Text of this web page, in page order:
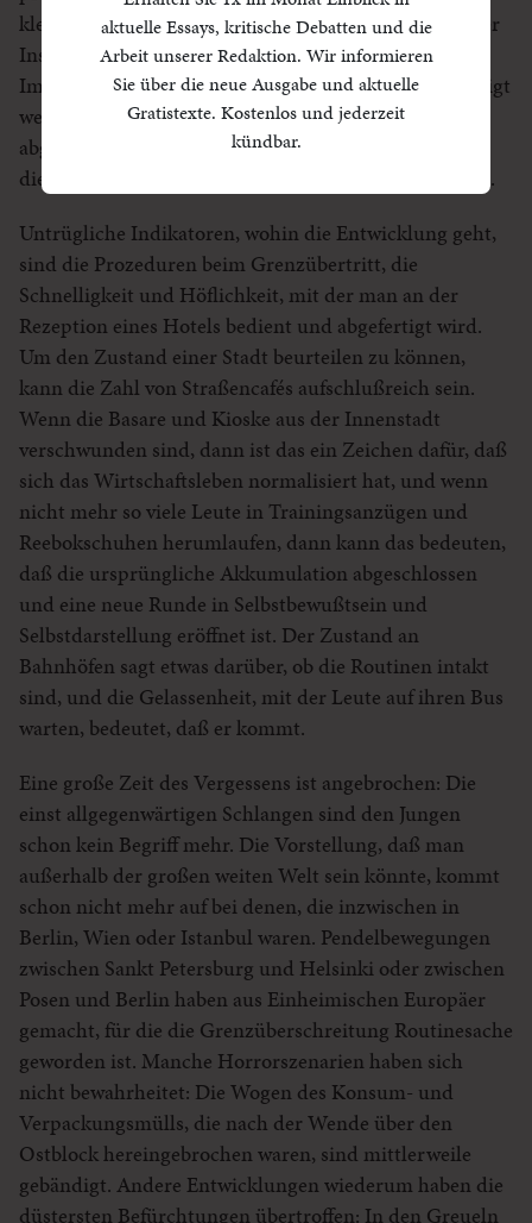
kleiden und bewegen. Alle Details sind bedeutsam: der
Inseratenteil der Zeitungen, besonders die
Immobilienanzeigen, welche Filme in den Kinos gezeigt
werden, das Tempo, mit dem man im Supermarkt
abgefertigt wird, der Zustand der Bahnhofshalle und
die Routiniertheit, mit der das Ticket ausgestellt wird.
Untrügliche Indikatoren, wohin die Entwicklung geht,
sind die Prozeduren beim Grenzübertritt, die
Schnelligkeit und Höflichkeit, mit der man an der
Rezeption eines Hotels bedient und abgefertigt wird.
Um den Zustand einer Stadt beurteilen zu können,
kann die Zahl von Straßencafés aufschlußreich sein.
Wenn die Basare und Kioske aus der Innenstadt
verschwunden sind, dann ist das ein Zeichen dafür, daß
sich das Wirtschaftsleben normalisiert hat, und wenn
nicht mehr so viele Leute in Trainingsanzügen und
Reebokschuhen herumlaufen, dann kann das bedeuten,
daß die ursprüngliche Akkumulation abgeschlossen
und eine neue Runde in Selbstbewußtsein und
Selbstdarstellung eröffnet ist. Der Zustand an
Bahnhöfen sagt etwas darüber, ob die Routinen intakt
sind, und die Gelassenheit, mit der Leute auf ihren Bus
warten, bedeutet, daß er kommt.
Eine große Zeit des Vergessens ist angebrochen: Die
einst allgegenwärtigen Schlangen sind den Jungen
schon kein Begriff mehr. Die Vorstellung, daß man
außerhalb der großen weiten Welt sein könnte, kommt
schon nicht mehr auf bei denen, die inzwischen in
Berlin, Wien oder Istanbul waren. Pendelbewegungen
zwischen Sankt Petersburg und Helsinki oder zwischen
Posen und Berlin haben aus Einheimischen Europäer
gemacht, für die die Grenzüberschreitung Routinesache
geworden ist. Manche Horrorszenarien haben sich
nicht bewahrheitet: Die Wogen des Konsum- und
Verpackungsmülls, die nach der Wende über den
Ostblock hereingebrochen waren, sind mittlerweile
gebändigt. Andere Entwicklungen wiederum haben die
düstersten Befürchtungen übertroffen: In den Greueln
aktuelle Essays, kritische Debatten und die
Arbeit unserer Redaktion. Wir informieren
Sie über die neue Ausgabe und aktuelle
Gratistexte. Kostenlos und jederzeit
kündbar.